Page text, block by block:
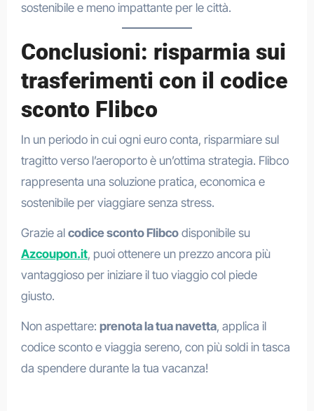
sostenibile e meno impattante per le città.
Conclusioni: risparmia sui
trasferimenti con il codice
sconto Flibco
In un periodo in cui ogni euro conta, risparmiare sul
tragitto verso l’aeroporto è un’ottima strategia. Flibco
rappresenta una soluzione pratica, economica e
sostenibile per viaggiare senza stress.
Grazie al codice sconto Flibcodisponibile su
Azcoupon.it, puoi ottenere un prezzo ancora più
vantaggioso per iniziare il tuo viaggio col piede
giusto.
Non aspettare: prenota la tua navetta, applica il
codice sconto e viaggia sereno, con più soldi in tasca
da spendere durante la tua vacanza!